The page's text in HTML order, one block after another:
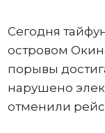
Сегодня
островом
порывы
нарушено
отменили